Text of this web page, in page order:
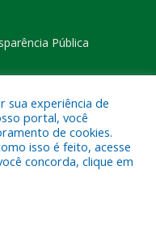
Pública
Municipal de Eldorado
sua experiência de
portal, você
de cookies.
isso é feito, acesse
concorda, clique em